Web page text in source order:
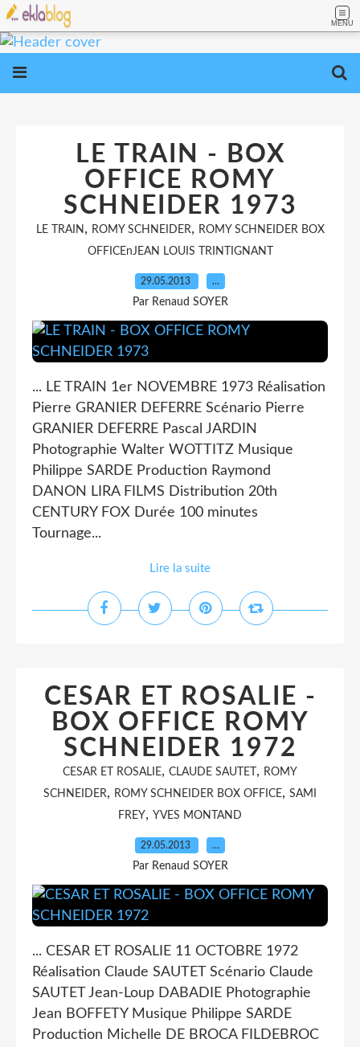
MENU
LE TRAIN - BOX
OFFICE ROMY
SCHNEIDER 1973
LE TRAIN , ROMY SCHNEIDER, ROMY SCHNEIDER BOX
OFFICEnJEAN LOUIS TRINTIGNANT
29.05.2013 …
Par Renaud SOYER
... LE TRAIN 1er NOVEMBRE 1973 Réalisation
Pierre GRANIER DEFERRE Scénario Pierre
GRANIER DEFERRE Pascal JARDIN
Photographie Walter WOTTITZ Musique
Philippe SARDE Production Raymond
DANON LIRA FILMS Distribution 20th
CENTURY FOX Durée 100 minutes
Tournage...
Lire la suite
CESAR ET ROSALIE -
BOX OFFICE ROMY
SCHNEIDER 1972
CESAR ET ROSALIE, CLAUDE SAUTET , ROMY
SCHNEIDER, ROMY SCHNEIDER BOX OFFICE, SAMI
FREY, YVES MONTAND
29.05.2013 …
Par Renaud SOYER
... CESAR ET ROSALIE 11 OCTOBRE 1972
Réalisation Claude SAUTET Scénario Claude
SAUTET Jean-Loup DABADIE Photographie
Jean BOFFETY Musique Philippe SARDE
Production Michelle DE BROCA FILDEBROC